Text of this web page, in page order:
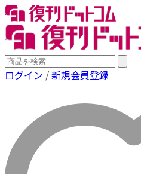
ログイン /新規会員登録